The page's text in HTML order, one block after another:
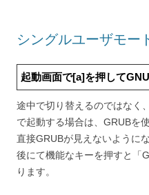
シングルユーザモー
起動画面で[a]を押して
途中で切り替えるのではなく
で起動する場合は、GRUBを
直接GRUBが見えないように
後にて機能なキーを押すと「
ります。